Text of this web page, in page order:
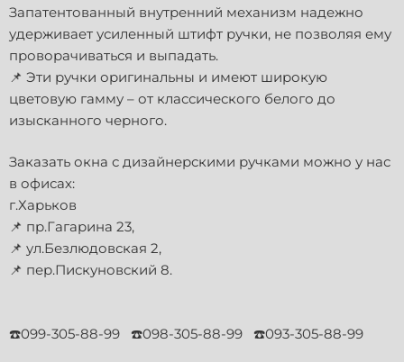
Запатентованный внутренний механизм надежно
удерживает усиленный штифт ручки, не позволяя ему
проворачиваться и выпадать.
📌 Эти ручки оригинальны и имеют широкую
цветовую гамму – от классического белого до
изысканного черного.
Заказать окна с дизайнерскими ручками можно у нас
в офисах:
г.Харьков
📌 пр.Гагарина 23,
📌 ул.Безлюдовская 2,
📌 пер.Пискуновский 8.
☎️099-305-88-99 ☎️098-305-88-99 ☎️093-305-88-99